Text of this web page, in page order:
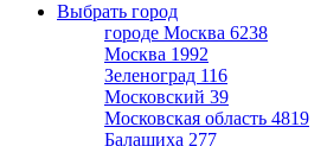
Выбрать город
городе Москва 6238
Москва 1992
Зеленоград 116
Московский 39
Московская область 4819
Балашиха 277